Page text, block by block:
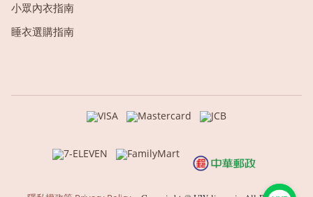
小眾內衣指南
睡衣選購指南